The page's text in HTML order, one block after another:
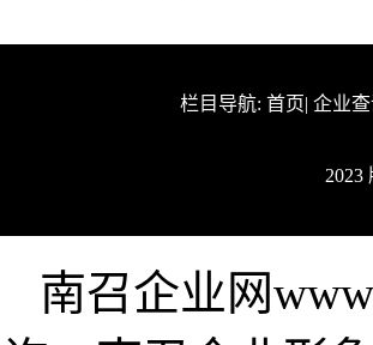
栏目导航: 首页| 企业
2023
南召企业网